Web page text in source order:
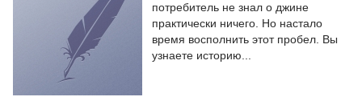
потребитель не знал о джине
практически ничего. Но настало
время восполнить этот пробел. Вы
узнаете историю...